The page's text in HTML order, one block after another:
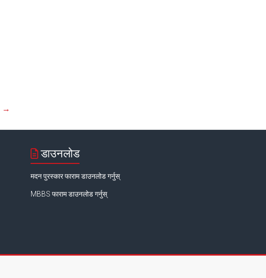
→
डाउनलोड
मदन पुरस्कार फाराम डाउनलोड गर्नुस्
MBBS फाराम डाउनलोड गर्नुस्